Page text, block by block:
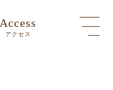
Access
アクセス